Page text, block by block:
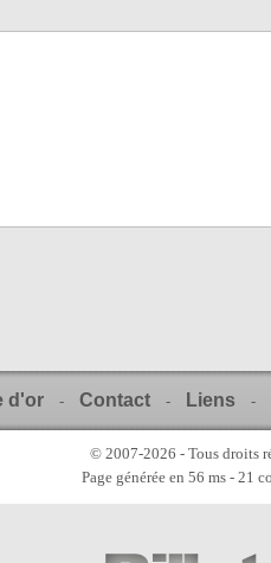
d'or - Contact - Liens -
© 2007-2026 - Tous droits
Page générée en 56 ms - 21